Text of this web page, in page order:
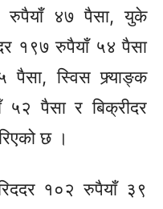
रुपैयाँ ४७ पैसा, युके
१९७ रुपैयाँ ५४ पैसा
पैसा, स्विस फ्र्याङ्क
पैसा र बिक्रीदर
छ ।
१०२ रुपैयाँ ३९